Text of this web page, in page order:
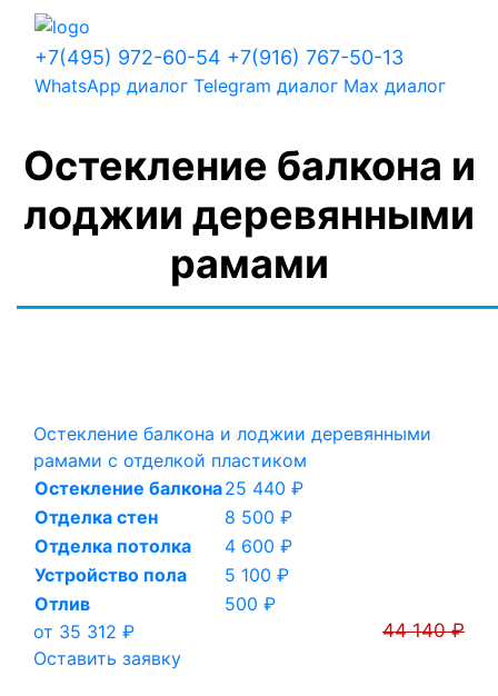
+7(495) 972-60-54 +7(916) 767-50-13
WhatsApp диалог Telegram диалог Max диалог
Остекление балкона и
лоджии деревянными
рамами
Остекление балкона и лоджии деревянными
рамами с отделкой пластиком
Остекление балкона25 440 ₽
Отделка стен
8 500 ₽
Отделка потолка
4 600 ₽
Устройство пола
5 100 ₽
Отлив
500 ₽
от 35 312 ₽
44 140 ₽
Оставить заявку